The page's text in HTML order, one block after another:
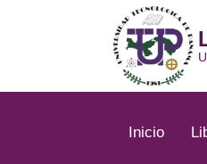
Inicio